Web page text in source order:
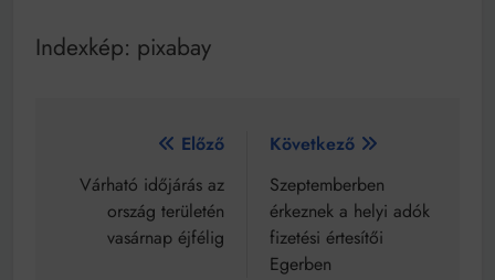
Indexkép: pixabay
Bejegyzés
navigáció
Előző
Várható időjárás az
ország területén
vasárnap éjfélig
Következő
Szeptemberben
érkeznek a helyi adók
fizetési értesítői
Egerben